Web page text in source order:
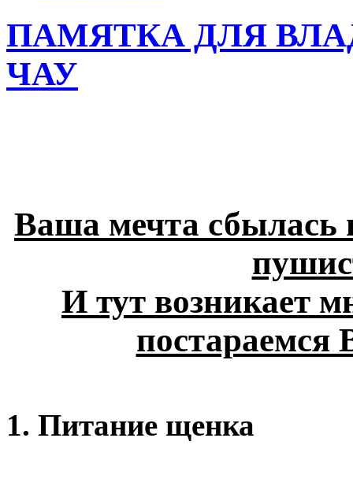
ПАМЯТКА ДЛЯ
ЧАУ
Ваша мечта сбылась
И тут возникает
постараемся
1. Питание щенка